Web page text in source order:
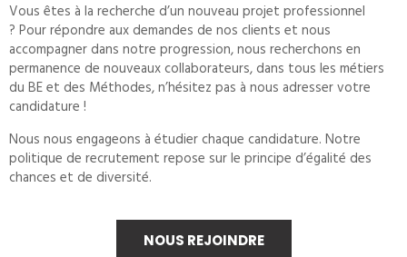
Vous êtes à la recherche d’un nouveau projet professionnel
? Pour répondre aux demandes de nos clients et nous
accompagner dans notre progression, nous recherchons en
permanence de nouveaux collaborateurs, dans tous les métiers
du BE et des Méthodes, n’hésitez pas à nous adresser votre
candidature !
Nous nous engageons à étudier chaque candidature. Notre
politique de recrutement repose sur le principe d’égalité des
chances et de diversité.
NOUS REJOINDRE